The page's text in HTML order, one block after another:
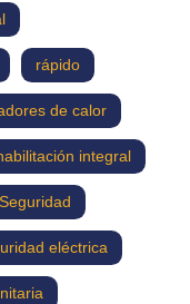
rápido
de calor
integral
Seguridad
eléctrica